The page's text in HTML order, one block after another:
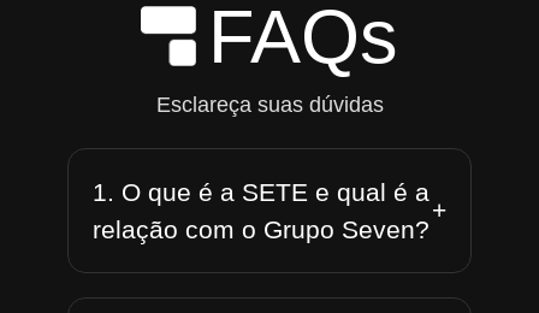
FAQs
Esclareça suas dúvidas
1. O que é a SETE e qual é a
relação com o Grupo Seven?
+